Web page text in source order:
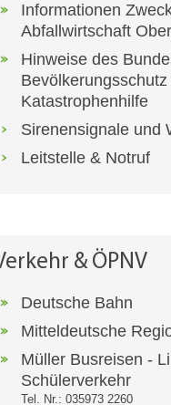
Informationen
Abfallwirtschaft
Hinweise des
Bevölkerungsschutz
Katastrophenhilfe
Sirenensignale und
Leitstelle & Notruf
& ÖPNV
Deutsche Bahn
Mitteldeutsche
Müller Busreisen -
Schülerverkehr
Tel. Nr.: 035973 2260